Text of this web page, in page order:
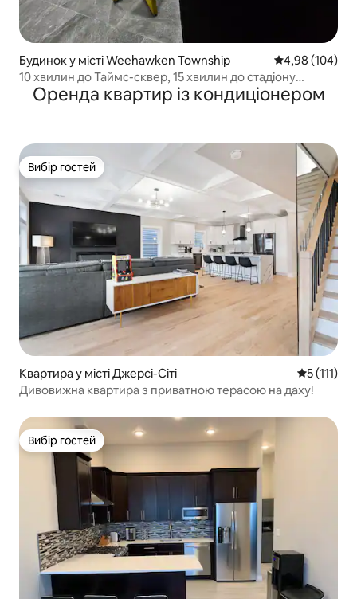
Будинок у місті Weehawken Township Середня
4,98 (104)
10 хвилин до Таймс-сквер, 15 хвилин до стадіону
MetLife
Оренда квартир із кондиціонером
Вибір гостей
Вибір гостей
Квартира у місті Джерсі-Сіті Середня
5 (111)
Дивовижна квартира з приватною терасою на даху!
Вибір гостей
Вибір гостей